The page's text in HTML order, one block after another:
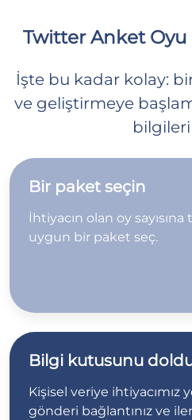
Twitter Anket Oyu
İşte bu kadar kolay:
ve geliştirmeye
Bir paket seçin
İhtiyacın olan oy
uygun bir paket seç.
Bilgi kutusunu
Kişisel veriye ihtiyacımız
gönderi bağlantınız ve